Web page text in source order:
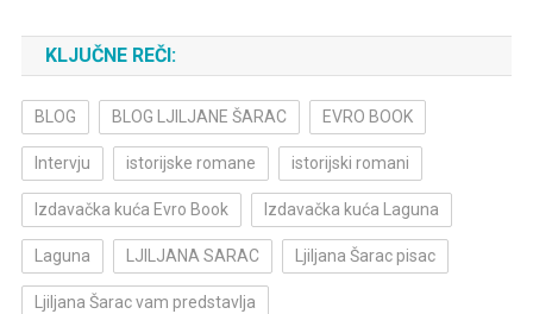
KLJUČNE REČI:
BLOG BLOG LJILJANE ŠARAC EVRO BOOK
Intervju istorijske romane istorijski romani
Izdavačka kuća Evro Book Izdavačka kuća Laguna
Laguna LJILJANA SARAC Ljiljana Šarac pisac
Ljiljana Šarac vam predstavlja